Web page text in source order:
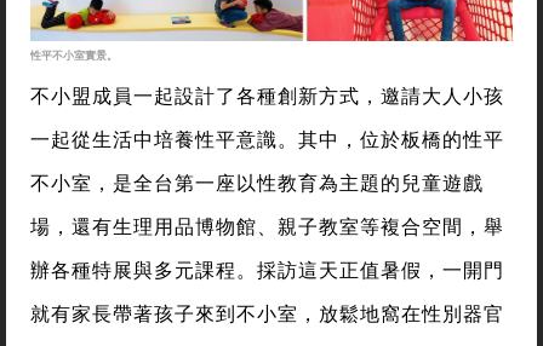
性平不小室實景。
不小盟成員一起設計了各種創新方式，邀請大人小孩
一起從生活中培養性平意識。其中，位於板橋的性平
不小室，是全台第一座以性教育為主題的兒童遊戲
場，還有生理用品博物館、親子教室等複合空間，舉
辦各種特展與多元課程。採訪這天正值暑假，一開門
就有家長帶著孩子來到不小室，放鬆地窩在性別器官